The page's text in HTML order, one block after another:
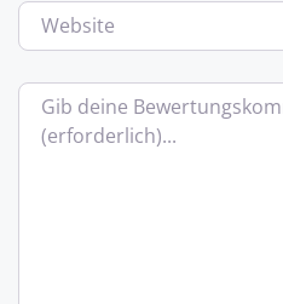
Website
Bewertungstext